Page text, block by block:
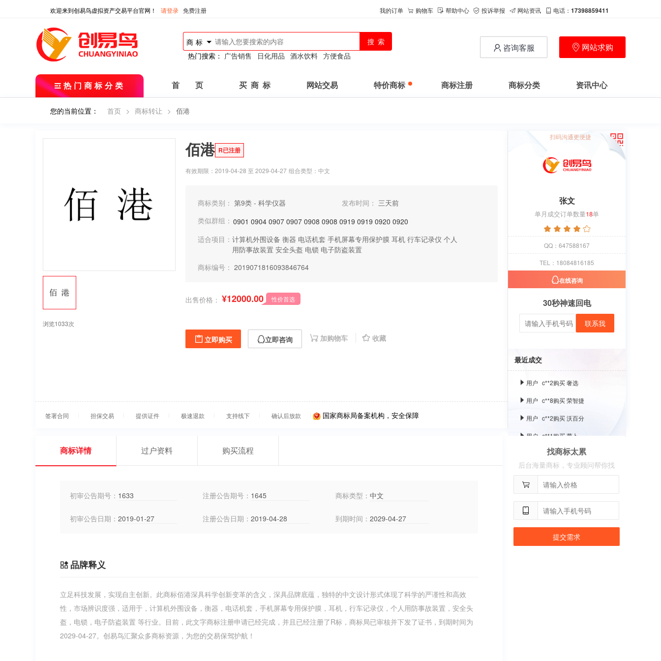
欢迎来到创易鸟虚拟资产交易平台官网！ 请登录 免费注册 我的订单 购物车 帮助中心 投诉举报 网站资讯 电话： 17398859411
商标
热门搜索： 广告销售 日化用品 酒水饮料 方便食品
咨询客服 网站求购
热门商标分类 首 页 买 商 标 网站交易 特价商标 商标注册 商标分类 资讯中心
您的当前位置： 首页 > 商标转让 > 佰港
浏览1033次
佰港 R已注册
有效期限：2019-04-28 至 2029-04-27 组合类型：中文
商标类别： 第9类 - 科学仪器 发布时间： 三天前
类似群组： 0901 0904 0907 0907 0908 0908 0919 0919 0920 0920
适合项目： 计算机外围设备 衡器 电话机套 手机屏幕专用保护膜 耳机 行车记录仪 个人
用防事故装置 安全头盔 电锁 电子防盗装置
商标编号： 2019071816093846764
出售价格： ¥12000.00 性价首选
立即购买 立即咨询 加购物车 收藏
签署合同 担保交易 提供证件 极速退款 支持线下 确认后放款 国家商标局备案机构，安全保障
扫码沟通更便捷
张文
单月成交订单数量18单
QQ：647588167
TEL：18084816185
在线咨询
30秒神速回电
联系我
最近成交
c**2购买 奢选
用户 c**1购买 萝卜
用户
用户 c**8购买 荣智捷
用户 c**2购买 沃百分
用户 c**1购买 萝卜
用户 c**8购买 古雍堂
c**2购买 奢选
用户 c**8购买 荣智捷
用户 c**2购买 沃百分
商标详情 过户资料 购买流程
初审公告期号： 1633 注册公告期号： 1645 商标类型： 中文
初审公告日期： 2019-01-27 注册公告日期： 2019-04-28 到期时间： 2029-04-27
品牌释义
立足科技发展，实现自主创新。此商标佰港深具科学创新变革的含义，深具品牌底蕴，独特的中文设计形式体现了科学的严谨性和高效
性，市场辨识度强，适用于，计算机外围设备，衡器，电话机套，手机屏幕专用保护膜，耳机，行车记录仪，个人用防事故装置，安全头
盔，电锁，电子防盗装置 等行业。目前，此文字商标注册申请已经完成，并且已经注册了R标，商标局已审核并下发了证书，到期时间为
2029-04-27。创易鸟汇聚众多商标资源，为您的交易保驾护航！
找商标太累
后台海量商标，专业顾问帮你找
提交需求